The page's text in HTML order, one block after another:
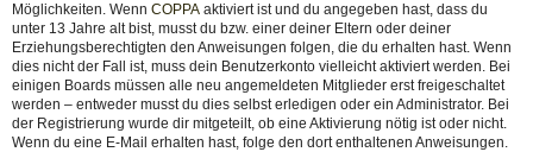
Möglichkeiten. Wenn COPPA aktiviert ist und du angegeben hast, dass du
unter 13 Jahre alt bist, musst du bzw. einer deiner Eltern oder deiner
Erziehungsberechtigten den Anweisungen folgen, die du erhalten hast. Wenn
dies nicht der Fall ist, muss dein Benutzerkonto vielleicht aktiviert werden. Bei
einigen Boards müssen alle neu angemeldeten Mitglieder erst freigeschaltet
werden – entweder musst du dies selbst erledigen oder ein Administrator. Bei
der Registrierung wurde dir mitgeteilt, ob eine Aktivierung nötig ist oder nicht.
Wenn du eine E-Mail erhalten hast, folge den dort enthaltenen Anweisungen.